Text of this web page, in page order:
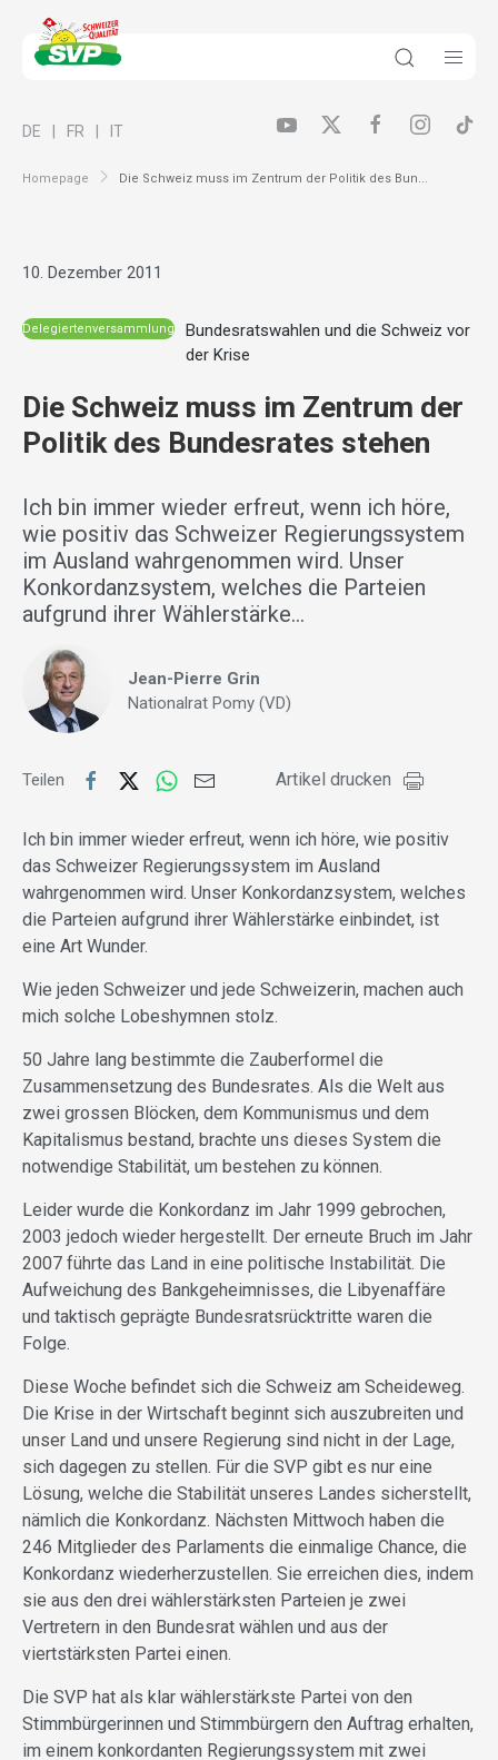
Homepage Die Schweiz muss im Zentrum der Politik des Bun...
DE FR IT
10. Dezember 2011
Delegiertenversammlung
Bundesratswahlen und die Schweiz vor
der Krise
Die Schweiz muss im Zentrum der
Politik des Bundesrates stehen
Ich bin immer wieder erfreut, wenn ich höre,
wie positiv das Schweizer Regierungssystem
im Ausland wahrgenommen wird. Unser
Konkordanzsystem, welches die Parteien
aufgrund ihrer Wählerstärke…
Jean-Pierre Grin
Nationalrat Pomy (VD)
Teilen Artikel drucken
Ich bin immer wieder erfreut, wenn ich höre, wie positiv
das Schweizer Regierungssystem im Ausland
wahrgenommen wird. Unser Konkordanzsystem, welches
die Parteien aufgrund ihrer Wählerstärke einbindet, ist
eine Art Wunder.
Wie jeden Schweizer und jede Schweizerin, machen auch
mich solche Lobeshymnen stolz.
50 Jahre lang bestimmte die Zauberformel die
Zusammensetzung des Bundesrates. Als die Welt aus
zwei grossen Blöcken, dem Kommunismus und dem
Kapitalismus bestand, brachte uns dieses System die
notwendige Stabilität, um bestehen zu können.
Leider wurde die Konkordanz im Jahr 1999 gebrochen,
2003 jedoch wieder hergestellt. Der erneute Bruch im Jahr
2007 führte das Land in eine politische Instabilität. Die
Aufweichung des Bankgeheimnisses, die Libyenaffäre
und taktisch geprägte Bundesratsrücktritte waren die
Folge.
Diese Woche befindet sich die Schweiz am Scheideweg.
Die Krise in der Wirtschaft beginnt sich auszubreiten und
unser Land und unsere Regierung sind nicht in der Lage,
sich dagegen zu stellen. Für die SVP gibt es nur eine
Lösung, welche die Stabilität unseres Landes sicherstellt,
nämlich die Konkordanz. Nächsten Mittwoch haben die
246 Mitglieder des Parlaments die einmalige Chance, die
Konkordanz wiederherzustellen. Sie erreichen dies, indem
sie aus den drei wählerstärksten Parteien je zwei
Vertretern in den Bundesrat wählen und aus der
viertstärksten Partei einen.
Die SVP hat als klar wählerstärkste Partei von den
Stimmbürgerinnen und Stimmbürgern den Auftrag erhalten,
im einem konkordanten Regierungssystem mit zwei